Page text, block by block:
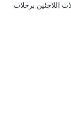
اللاجئين برحلات